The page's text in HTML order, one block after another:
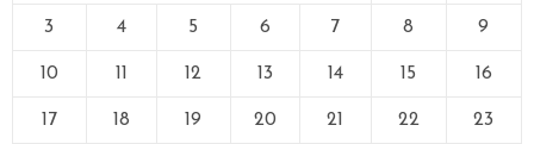
3 4 5 6 7 8 9
10 11 12 13 14 15 16
17 18 19 20 21 22 23